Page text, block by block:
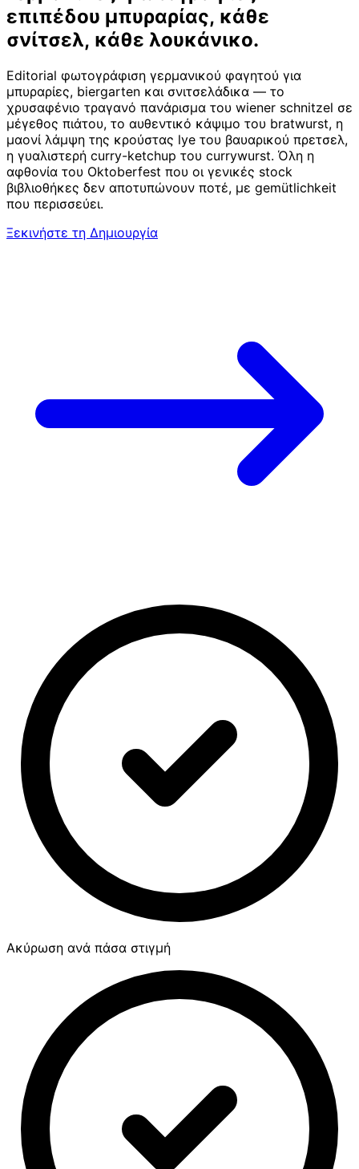
επιπέδου μπυραρίας, κάθε
σνίτσελ, κάθε λουκάνικο.
Editorial φωτογράφιση γερμανικού φαγητού για
μπυραρίες, biergarten και σνιτσελάδικα — το
χρυσαφένιο τραγανό πανάρισμα του wiener schnitzel σε
μέγεθος πιάτου, το αυθεντικό κάψιμο του bratwurst, η
μαονί λάμψη της κρούστας lye του βαυαρικού πρετσελ,
η γυαλιστερή curry-ketchup του currywurst. Όλη η
αφθονία του Oktoberfest που οι γενικές stock
βιβλιοθήκες δεν αποτυπώνουν ποτέ, με gemütlichkeit
που περισσεύει.
Ξεκινήστε τη Δημιουργία
Ακύρωση ανά πάσα στιγμή